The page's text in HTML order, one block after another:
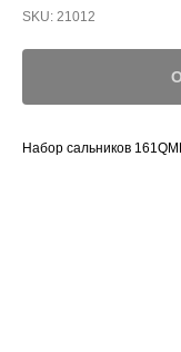
SKU: 21012
Набор сальников